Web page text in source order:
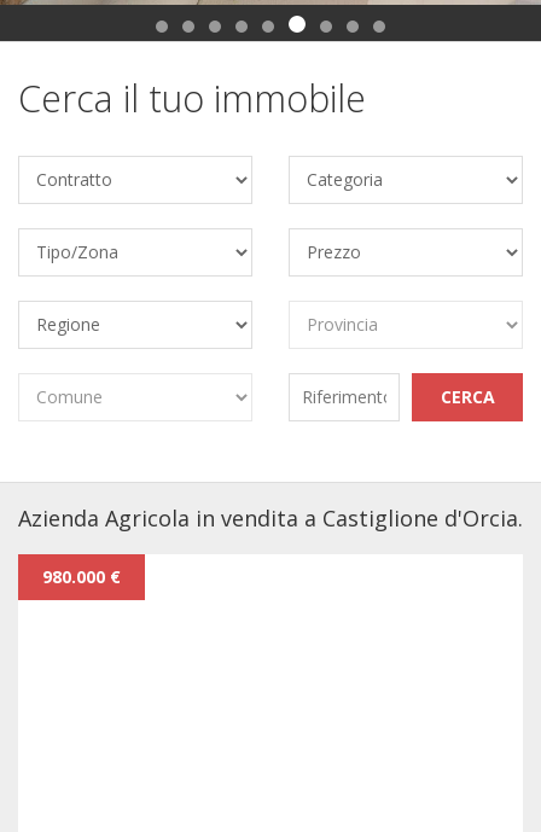
Cerca il tuo immobile
Azienda Agricola in vendita a Castiglione d'Orcia.